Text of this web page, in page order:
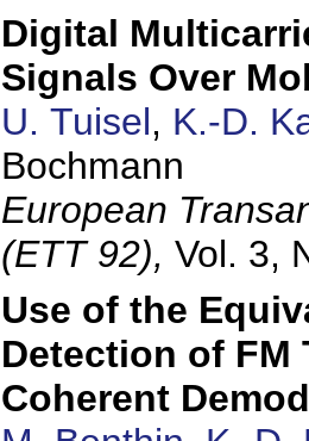
Digital
Signals Over
U. Tuisel, K.-D.
Bochmann
European
(ETT 92), Vol. 3,
Use of the
Detection of FM
Coherent